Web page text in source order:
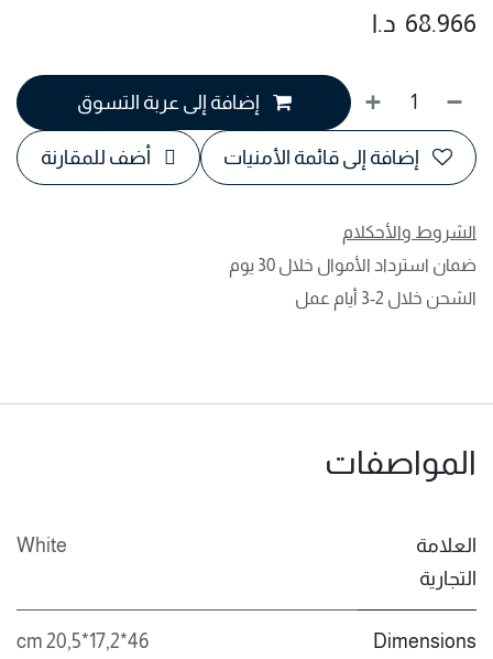
68.966 د.ا
إضافة إلى عربة التسوق
أضف للمقارنة إضافة إلى قائمة الأمنيات
الشروط والأحكلام
ضمان استرداد الأموال خلال 30 يوم
الشحن خلال 2-3 أيام عمل
المواصفات
العلامة
التجارية
White
Dimensions
46*17,2*20,5 cm